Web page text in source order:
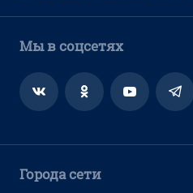
Мы в соцсетях
Города сети